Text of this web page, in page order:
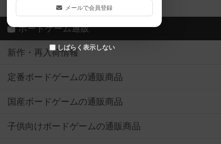
メールで会員登録
しばらく表示しない
ボドゲーマご利用案内
ボードゲーム通販
新作・再入荷情報
定番ボードゲームの通販商品
国産ボードゲームの通販商品
子供向けボードゲームの通販商品